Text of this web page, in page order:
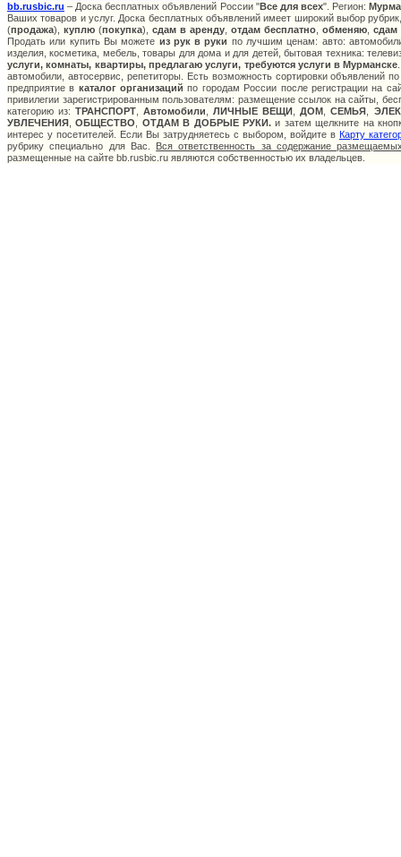
bb.rusbic.ru – Доска бесплатных объявлений России "Все для всех". Регион:
Ваших товаров и услуг. Доска бесплатных объявлений имеет широкий выбор
(продажа), куплю (покупка), сдам в аренду отдам бесплатно обменяю сдам
Продать или купить Вы можете из рук в руки по лучшим ценам: авто:
изделия, косметика, мебель, товары для дома и для детей, бытовая техника:
услуги, комнаты, квартиры, предлагаю услуги, требуются услуги в Мурманске
автомобили, автосервис, репетиторы. Есть возможность сортировки объявлений
предприятие в каталог организаций по городам России после регистрации на
привилегии зарегистрированным пользователям: размещение ссылок на сайты,
категорию из:ТРАНСПОРТ ,Автомобили ,ЛИЧНЫЕ ВЕЩИ ,ДОМ ,СЕМЬЯ
УВЛЕЧЕНИЯ ,ОБЩЕСТВО ОТДАМ В ДОБРЫЕ РУКИ. и затем щелкните на
интерес у посетителей. Если Вы затрудняетесь с выбором, войдите в Карту
рубрику специально для Вас. Вся ответственность за содержание
размещенные на сайте bb.rusbic.ru являются собственностью их владельцев.